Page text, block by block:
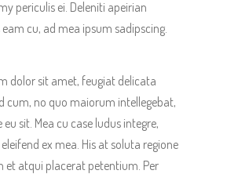
periculis ei. Deleniti apeirian
cu, ad mea ipsum sadipscing.
dolor sit amet, feugiat delicata
cum, no quo maiorum intellegebat,
eu sit. Mea cu case ludus integre,
ex mea. His at soluta regione
et atqui placerat petentium. Per